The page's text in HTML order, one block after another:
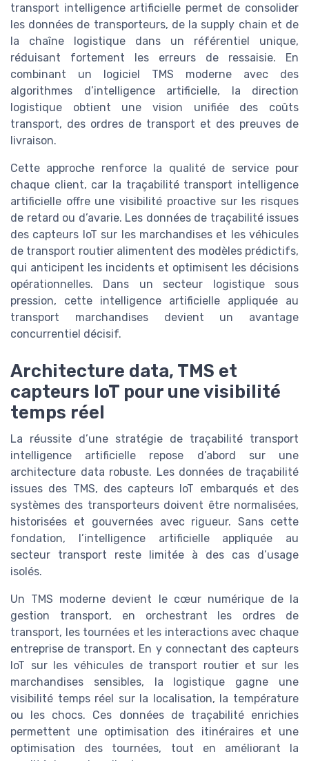
transport intelligence artificielle permet de consolider
les données de transporteurs, de la supply chain et de
la chaîne logistique dans un référentiel unique,
réduisant fortement les erreurs de ressaisie. En
combinant un logiciel TMS moderne avec des
algorithmes d’intelligence artificielle, la direction
logistique obtient une vision unifiée des coûts
transport, des ordres de transport et des preuves de
livraison.
Cette approche renforce la qualité de service pour
chaque client, car la traçabilité transport intelligence
artificielle offre une visibilité proactive sur les risques
de retard ou d’avarie. Les données de traçabilité issues
des capteurs IoT sur les marchandises et les véhicules
de transport routier alimentent des modèles prédictifs,
qui anticipent les incidents et optimisent les décisions
opérationnelles. Dans un secteur logistique sous
pression, cette intelligence artificielle appliquée au
transport marchandises devient un avantage
concurrentiel décisif.
Architecture data, TMS et
capteurs IoT pour une visibilité
temps réel
La réussite d’une stratégie de traçabilité transport
intelligence artificielle repose d’abord sur une
architecture data robuste. Les données de traçabilité
issues des TMS, des capteurs IoT embarqués et des
systèmes des transporteurs doivent être normalisées,
historisées et gouvernées avec rigueur. Sans cette
fondation, l’intelligence artificielle appliquée au
secteur transport reste limitée à des cas d’usage
isolés.
Un TMS moderne devient le cœur numérique de la
gestion transport, en orchestrant les ordres de
transport, les tournées et les interactions avec chaque
entreprise de transport. En y connectant des capteurs
IoT sur les véhicules de transport routier et sur les
marchandises sensibles, la logistique gagne une
visibilité temps réel sur la localisation, la température
ou les chocs. Ces données de traçabilité enrichies
permettent une optimisation des itinéraires et une
optimisation des tournées, tout en améliorant la